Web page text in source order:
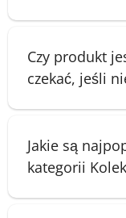
Czy produkt
czekać, jeśli
Jakie są
kategorii